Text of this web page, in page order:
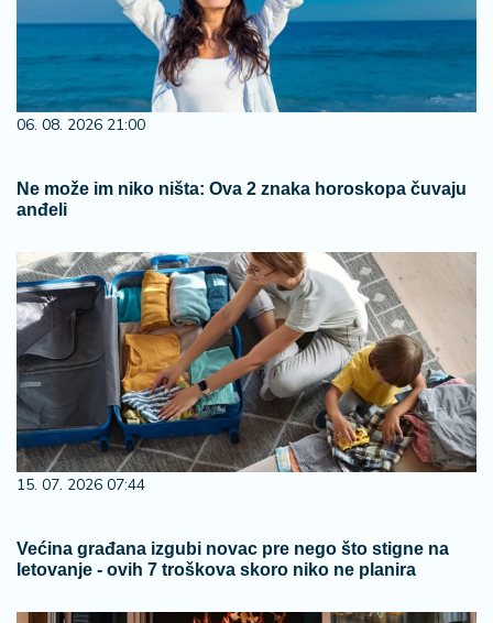
06. 08. 2026 21:00
Ne može im niko ništa: Ova 2 znaka horoskopa čuvaju
anđeli
15. 07. 2026 07:44
Većina građana izgubi novac pre nego što stigne na
letovanje - ovih 7 troškova skoro niko ne planira